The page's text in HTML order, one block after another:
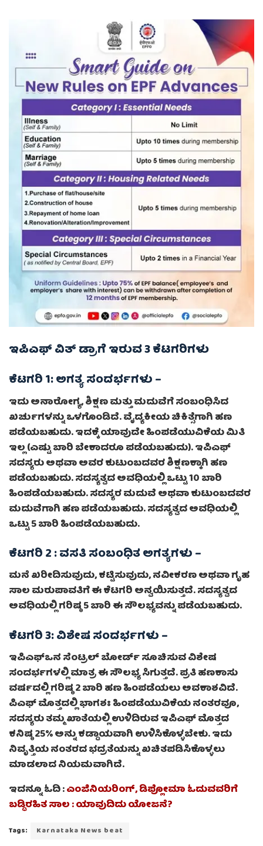
ಇಪಿಎಫ್ ವಿತ್ ಡ್ರಾಗೆ ಇರುವ 3 ಕೆಟಗರಿಗಳು
ಕೆಟಗರಿ 1: ಅಗತ್ಯ ಸಂದರ್ಭಗಳು –
ಇದು ಅನಾರೋಗ್ಯ, ಶಿಕ್ಷಣ ಮತ್ತು ಮದುವೆಗೆ ಸಂಬಂಧಿಸಿದ
ಖರ್ಚುಗಳನ್ನು ಒಳಗೊಂಡಿದೆ. ವೈದ್ಯಕೀಯ ಚಿಕಿತ್ಸೆಗಾಗಿ ಹಣ
ಪಡೆಯಬಹುದು. ಇದಕ್ಕೆ ಯಾವುದೇ ಹಿಂಪಡೆಯುವಿಕೆಯ ಮಿತಿ
ಇಲ್ಲ (ಎಷ್ಟು ಬಾರಿ ಬೇಕಾದರೂ ಪಡೆಯಬಹುದು). ಇಪಿಎಫ್
ಸದಸ್ಯರು ಅಥವಾ ಅವರ ಕುಟುಂಬದವರ ಶಿಕ್ಷಣಕ್ಕಾಗಿ ಹಣ
ಪಡೆಯಬಹುದು. ಸದಸ್ಯತ್ವದ ಅವಧಿಯಲ್ಲಿ ಒಟ್ಟು 10 ಬಾರಿ
ಹಿಂಪಡೆಯಬಹುದು. ಸದಸ್ಯರ ಮದುವೆ ಅಥವಾ ಕುಟುಂಬದವರ
ಮದುವೆಗಾಗಿ ಹಣ ಪಡೆಯಬಹುದು. ಸದಸ್ಯತ್ವದ ಅವಧಿಯಲ್ಲಿ
ಒಟ್ಟು 5 ಬಾರಿ ಹಿಂಪಡೆಯಬಹುದು.
ಕೆಟಗರಿ 2 : ವಸತಿ ಸಂಬಂಧಿತ ಅಗತ್ಯಗಳು–
ಮನೆ ಖರೀದಿಸುವುದು, ಕಟ್ಟಿಸುವುದು, ನವೀಕರಣ ಅಥವಾ ಗೃಹ
ಸಾಲ ಮರುಪಾವತಿಗೆ ಈ ಕೆಟಗರಿ ಅನ್ವಯಿಸುತ್ತದೆ. ಸದಸ್ಯತ್ವದ
ಅವಧಿಯಲ್ಲಿ ಗರಿಷ್ಠ 5 ಬಾರಿ ಈ ಸೌಲಭ್ಯವನ್ನು ಪಡೆಯಬಹುದು.
ಕೆಟಗರಿ 3: ವಿಶೇಷ ಸಂದರ್ಭಗಳು –
ಇಪಿಎಫ್‌ಒನ ಸೆಂಟ್ರಲ್ ಬೋರ್ಡ್ ಸೂಚಿಸುವ ವಿಶೇಷ
ಸಂದರ್ಭಗಳಲ್ಲಿ ಮಾತ್ರ ಈ ಸೌಲಭ್ಯ ಸಿಗುತ್ತದೆ. ಪ್ರತಿ ಹಣಕಾಸು
ವರ್ಷದಲ್ಲಿ ಗರಿಷ್ಠ 2 ಬಾರಿ ಹಣ ಹಿಂಪಡೆಯಲು ಅವಕಾಶವಿದೆ.
ಪಿಎಫ್ ಮೊತ್ತದಲ್ಲಿ ಭಾಗಶಃ ಹಿಂಪಡೆಯುವಿಕೆಯ ನಂತರವೂ,
ಸದಸ್ಯರು ತಮ್ಮ ಖಾತೆಯಲ್ಲಿ ಉಳಿದಿರುವ ಇಪಿಎಫ್ ಮೊತ್ತದ
ಕನಿಷ್ಠ 25% ಅನ್ನು ಕಡ್ಡಾಯವಾಗಿ ಉಳಿಸಿಕೊಳ್ಳಬೇಕು. ಇದು
ನಿವೃತ್ತಿಯ ನಂತರದ ಭದ್ರತೆಯನ್ನು ಖಚಿತಪಡಿಸಿಕೊಳ್ಳಲು
ಮಾಡಲಾದ ನಿಯಮವಾಗಿದೆ.
ಇದನ್ನೂ ಓದಿ :ಎಂಜಿನಿಯರಿಂಗ್, ಡಿಪ್ಲೋಮಾ ಓದುವವರಿಗೆ
ಬಡ್ಡಿರಹಿತ ಸಾಲ : ಯಾವುದಿದು ಯೋಜನೆ?
Tags: Karnataka News beat